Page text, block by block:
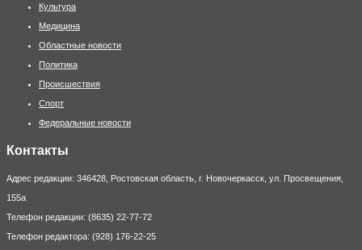
Культура
Медицина
Областные новости
Политика
Происшествия
Спорт
Федеральные новости
Контакты
Адрес редакции: 346428, Ростовская область, г. Новочеркасск, ул. Просвещения,
155а
Телефон редакции: (8635) 22-77-72
Телефон редактора: (928) 176-22-25